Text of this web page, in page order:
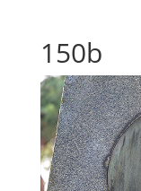
150b